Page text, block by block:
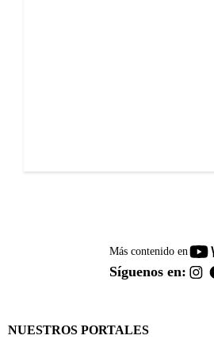
Más contenido en
Síguenos en:
NUESTROS PORTALES